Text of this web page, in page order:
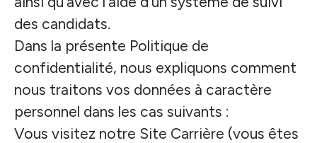
des candidats.
Dans la présente Politique de
confidentialité, nous expliquons comment
nous traitons vos données à caractère
personnel dans les cas suivants :
Vous visitez notre Site Carrière (vous êtes